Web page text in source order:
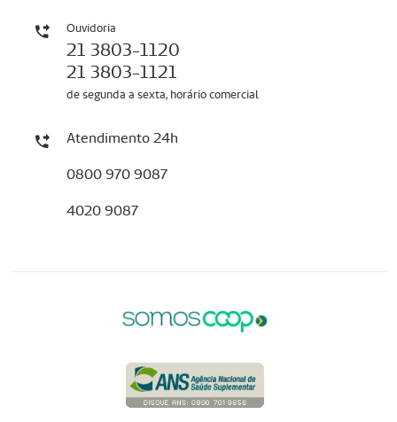
Ouvidoria
21 3803-1120
21 3803-1121
de segunda a sexta, horário comercial
Atendimento 24h
0800 970 9087
4020 9087